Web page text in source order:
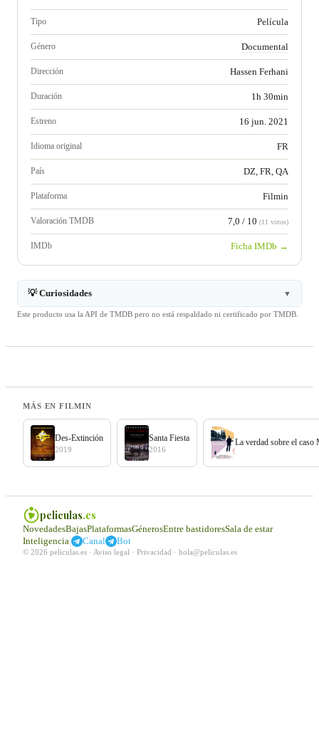
Tipo Película
Género Documental
Dirección Hassen Ferhani
Duración 1h 30min
Estreno 16 jun. 2021
Idioma original FR
País DZ, FR, QA
Plataforma Filmin
Valoración TMDB 7,0 / 10 (11 votos)
IMDb Ficha IMDb →
💡 Curiosidades ▼
Este producto usa la API de TMDB pero no está respaldado ni certificado por TMDB.
MÁS EN FILMIN
Des-Extinción
2019
Santa Fiesta
2016
La verdad sobre el caso
peliculas.es
NovedadesBajasPlataformasGénerosEntre bastidoresSala de estar
Inteligencia| Canal Bot
© 2026 peliculas.es · Aviso legal · Privacidad · hola@peliculas.es